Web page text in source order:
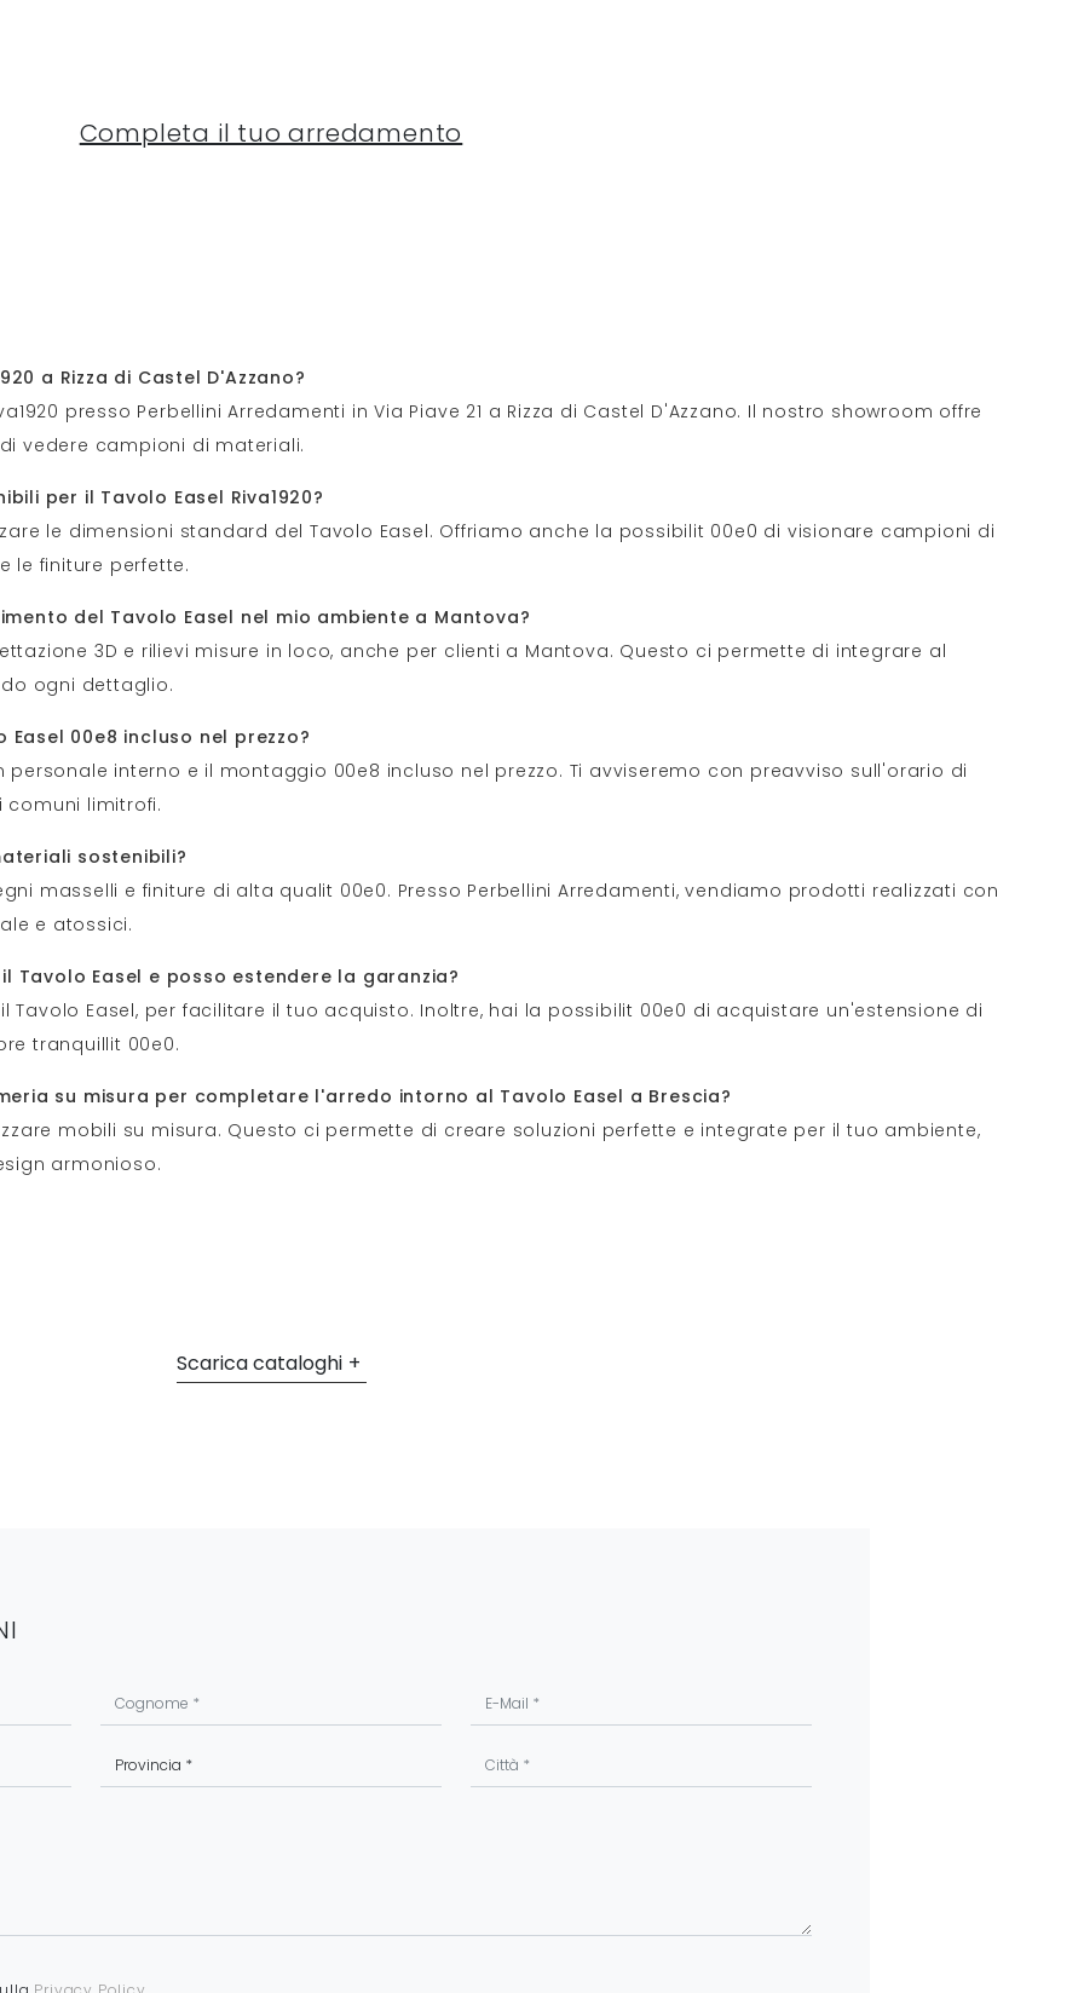
Completa il tuo arredamento
a Rizza di Castel D'Azzano?
presso Perbellini Arredamenti in Via Piave 21 a Rizza di Castel D'Azzano. Il nostro showroom offre
vedere campioni di materiali.
per il Tavolo Easel Riva1920?
le dimensioni standard del Tavolo Easel. Offriamo anche la possibilit 00e0 di visionare campioni di
le finiture perfette.
del Tavolo Easel nel mio ambiente a Mantova?
3D e rilievi misure in loco, anche per clienti a Mantova. Questo ci permette di integrare al
ogni dettaglio.
00e8 incluso nel prezzo?
interno e il montaggio 00e8 incluso nel prezzo. Ti avviseremo con preavviso sull'orario di
comuni limitrofi.
sostenibili?
masselli e finiture di alta qualit 00e0. Presso Perbellini Arredamenti, vendiamo prodotti realizzati con
e atossici.
Easel e posso estendere la garanzia?
Easel, per facilitare il tuo acquisto. Inoltre, hai la possibilit 00e0 di acquistare un'estensione di
tranquillit 00e0.
su misura per completare l'arredo intorno al Tavolo Easel a Brescia?
mobili su misura. Questo ci permette di creare soluzioni perfette e integrate per il tuo ambiente,
armonioso.
Scarica cataloghi